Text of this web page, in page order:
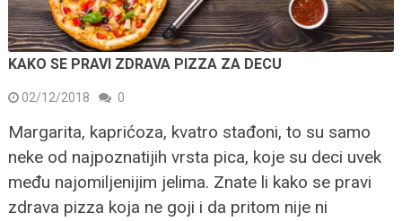
KAKO SE PRAVI ZDRAVA PIZZA ZA DECU
02/12/2018 0
Margarita, kaprićoza, kvatro stađoni, to su samo
neke od najpoznatijih vrsta pica, koje su deci uvek
među najomiljenijim jelima. Znate li kako se pravi
zdrava pizza koja ne goji i da pritom nije ni